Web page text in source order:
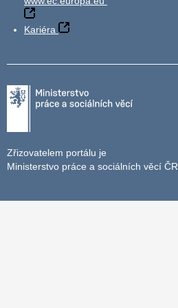
Kariéra
Zřizovatelem portálu je
Ministerstvo práce a sociálních věcí ČR